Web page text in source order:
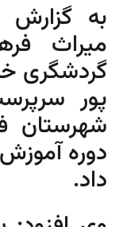
به گزارش
میراث
گردشگری
پور
شهرستان
دوره
داد.